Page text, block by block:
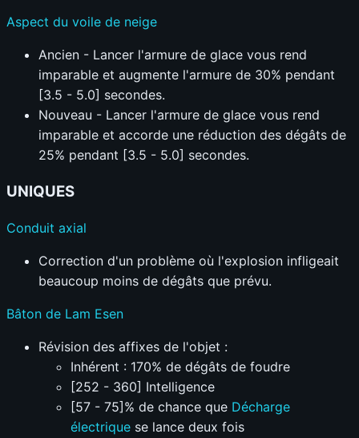
Aspect du voile de neige
Ancien - Lancer l'armure de glace vous rend
imparable et augmente l'armure de 30% pendant
[3.5 - 5.0] secondes.
Nouveau - Lancer l'armure de glace vous rend
imparable et accorde une réduction des dégâts de
25% pendant [3.5 - 5.0] secondes.
UNIQUES
Conduit axial
Correction d'un problème où l'explosion infligeait
beaucoup moins de dégâts que prévu.
Bâton de Lam Esen
Révision des affixes de l'objet :
Inhérent : 170% de dégâts de foudre
[252 - 360] Intelligence
[57 - 75]% de chance que Décharge
électrique se lance deux fois